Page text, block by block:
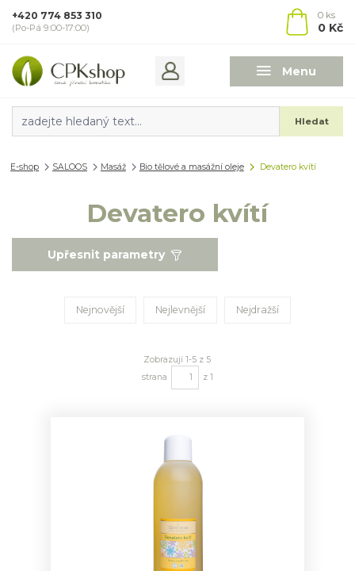
Menu
Hledat
+420 774 853 310
(Po-Pá 9:00-17:00)
0 ks
0 Kč
E-shop SALOOS Masáž Bio tělové a masážní oleje Devatero kvítí
Devatero kvítí
Upřesnit parametry
Nejnovější Nejlevnější Nejdražší
Zobrazuji 1-5 z 5
strana
z 1